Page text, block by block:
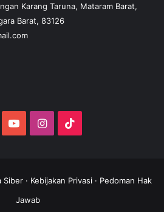
Karang Taruna, Mataram Barat,
Barat, 83126
YouTubeInstagram
Siber · Kebijakan Privasi · Pedoman Hak
Jawab